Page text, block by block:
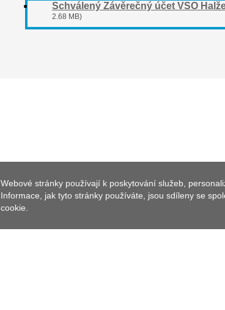
Schválený Závěrečný účet VSO
2.68 MB)
Webové stránky používají k poskytování služeb,
Informace, jak tyto stránky používáte, jsou sdíleny se
cookie.